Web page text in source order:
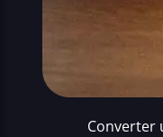
Converter